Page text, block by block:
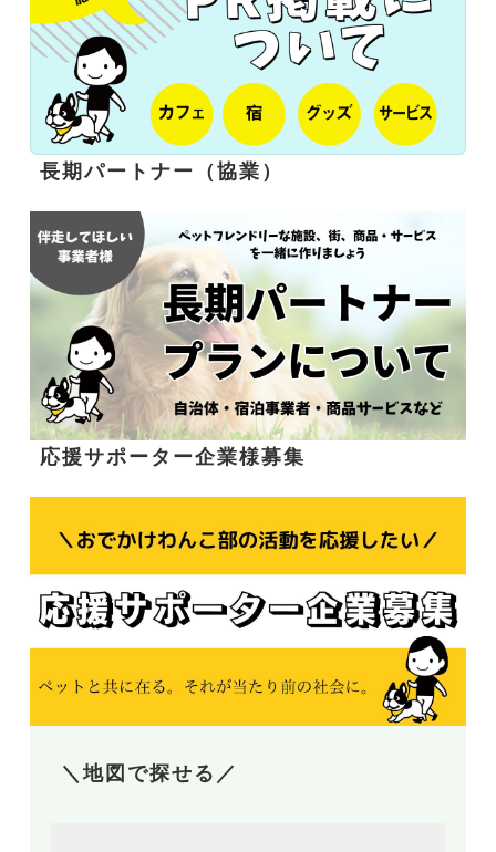
長期パートナー（協業）
応援サポーター企業様募集
＼地図で探せる／